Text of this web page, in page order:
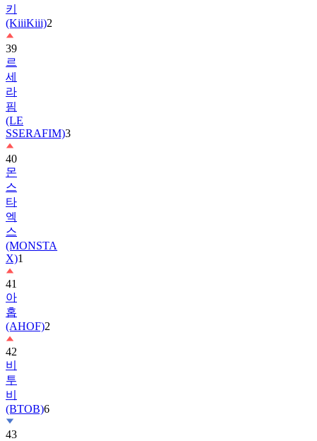
키
(KiiiKiii)2
39
르
세
라
핌
(LE
SSERAFIM)3
40
몬
스
타
엑
스
(MONSTA
X)1
41
아
홉
(AHOF)2
42
비
투
비
(BTOB)6
43